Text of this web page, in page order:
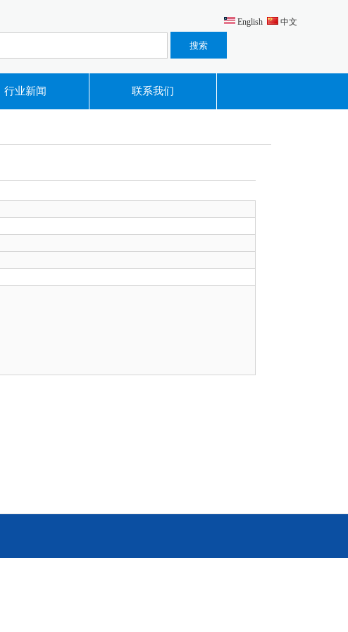
English 中文
行业新闻 联系我们